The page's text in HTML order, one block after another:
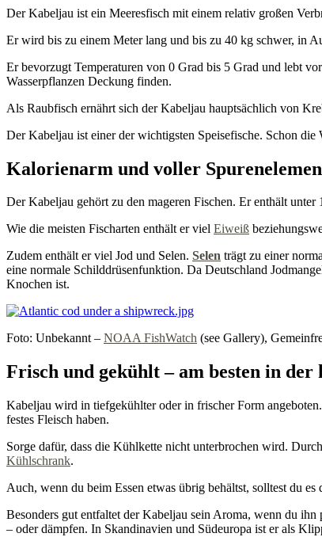
Der Kabeljau ist ein Meeresfisch mit einem relativ großen
Er wird bis zu einem Meter lang und bis zu 40 kg schwer, in
Er bevorzugt Temperaturen von 0 Grad bis 5 Grad und lebt
Wasserpflanzen Deckung finden.
Als Raubfisch ernährt sich der Kabeljau hauptsächlich von
Der Kabeljau ist einer der wichtigsten Speisefische. Schon
Kalorienarm und voller
Der Kabeljau gehört zu den mageren Fischen. Er enthält
Wie die meisten Fischarten enthält er viel Eiweiß
Zudem enthält er viel Jod und Selen. Selen trägt zu einer
eine normale Schilddrüsenfunktion. Da Deutschland
Knochen ist.
Foto: Unbekannt – NOAA FishWatch (see Gallery),
Frisch und gekühlt – am besten in der
Kabeljau wird in tiefgekühlter oder in frischer Form
festes Fleisch haben.
Sorge dafür, dass die Kühlkette nicht unterbrochen wird.
Kühlschrank.
Auch, wenn du beim Essen etwas übrig behältst, solltest du
Besonders gut entfaltet der Kabeljau sein Aroma, wenn du
– oder dämpfen. In Skandinavien und Südeuropa ist er als